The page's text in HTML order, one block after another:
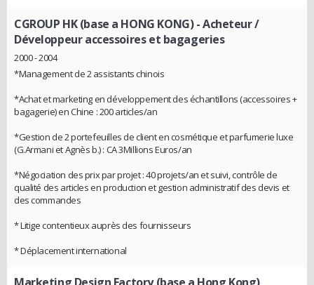
CGROUP HK (base a HONG KONG)- Acheteur /
Développeur accessoires et bagageries
2000 - 2004
*Management de 2 assistants chinois
*Achat et marketing en développement des échantillons (accessoires +
bagagerie) en Chine : 200 articles/an
*Gestion de 2 portefeuilles de client en cosmétique et parfumerie luxe
(G.Armani et Agnès b.) : CA 3Millions Euros/an
*Négociation des prix par projet : 40 projets/an et suivi, contrôle de
qualité des articles en production et gestion administratif des devis et
des commandes
* Litige contentieux auprès des fournisseurs
* Déplacement international